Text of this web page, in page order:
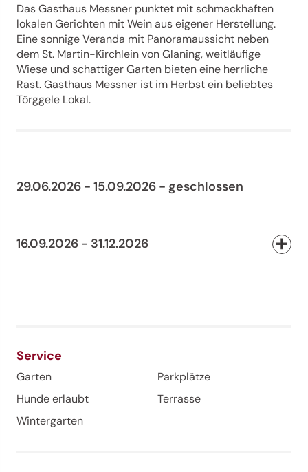
Das Gasthaus Messner punktet mit schmackhaften
lokalen Gerichten mit Wein aus eigener Herstellung.
Eine sonnige Veranda mit Panoramaussicht neben
dem St. Martin-Kirchlein von Glaning, weitläufige
Wiese und schattiger Garten bieten eine herrliche
Rast. Gasthaus Messner ist im Herbst ein beliebtes
Törggele Lokal.
29.06.2026 - 15.09.2026 - geschlossen
16.09.2026 - 31.12.2026
Service
Garten
Parkplätze
Hunde erlaubt
Terrasse
Wintergarten